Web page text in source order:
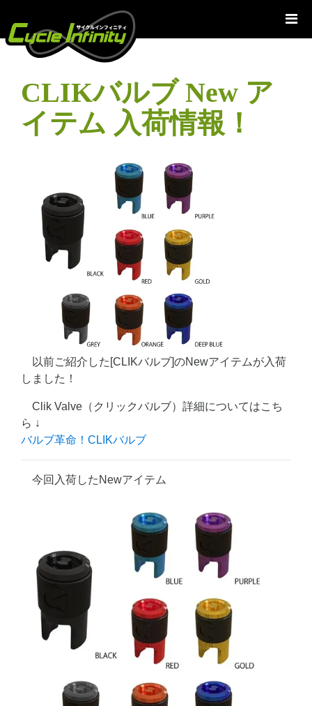
テ
CLIKバルブ New ア
イテム 入荷情報！
以前ご紹介した[CLIKバルブ]のNewアイテムが入荷
しました！
Clik Valve（クリックバルブ）詳細についてはこち
ら ↓
バルブ革命！CLIKバルブ
今回入荷したNewアイテム